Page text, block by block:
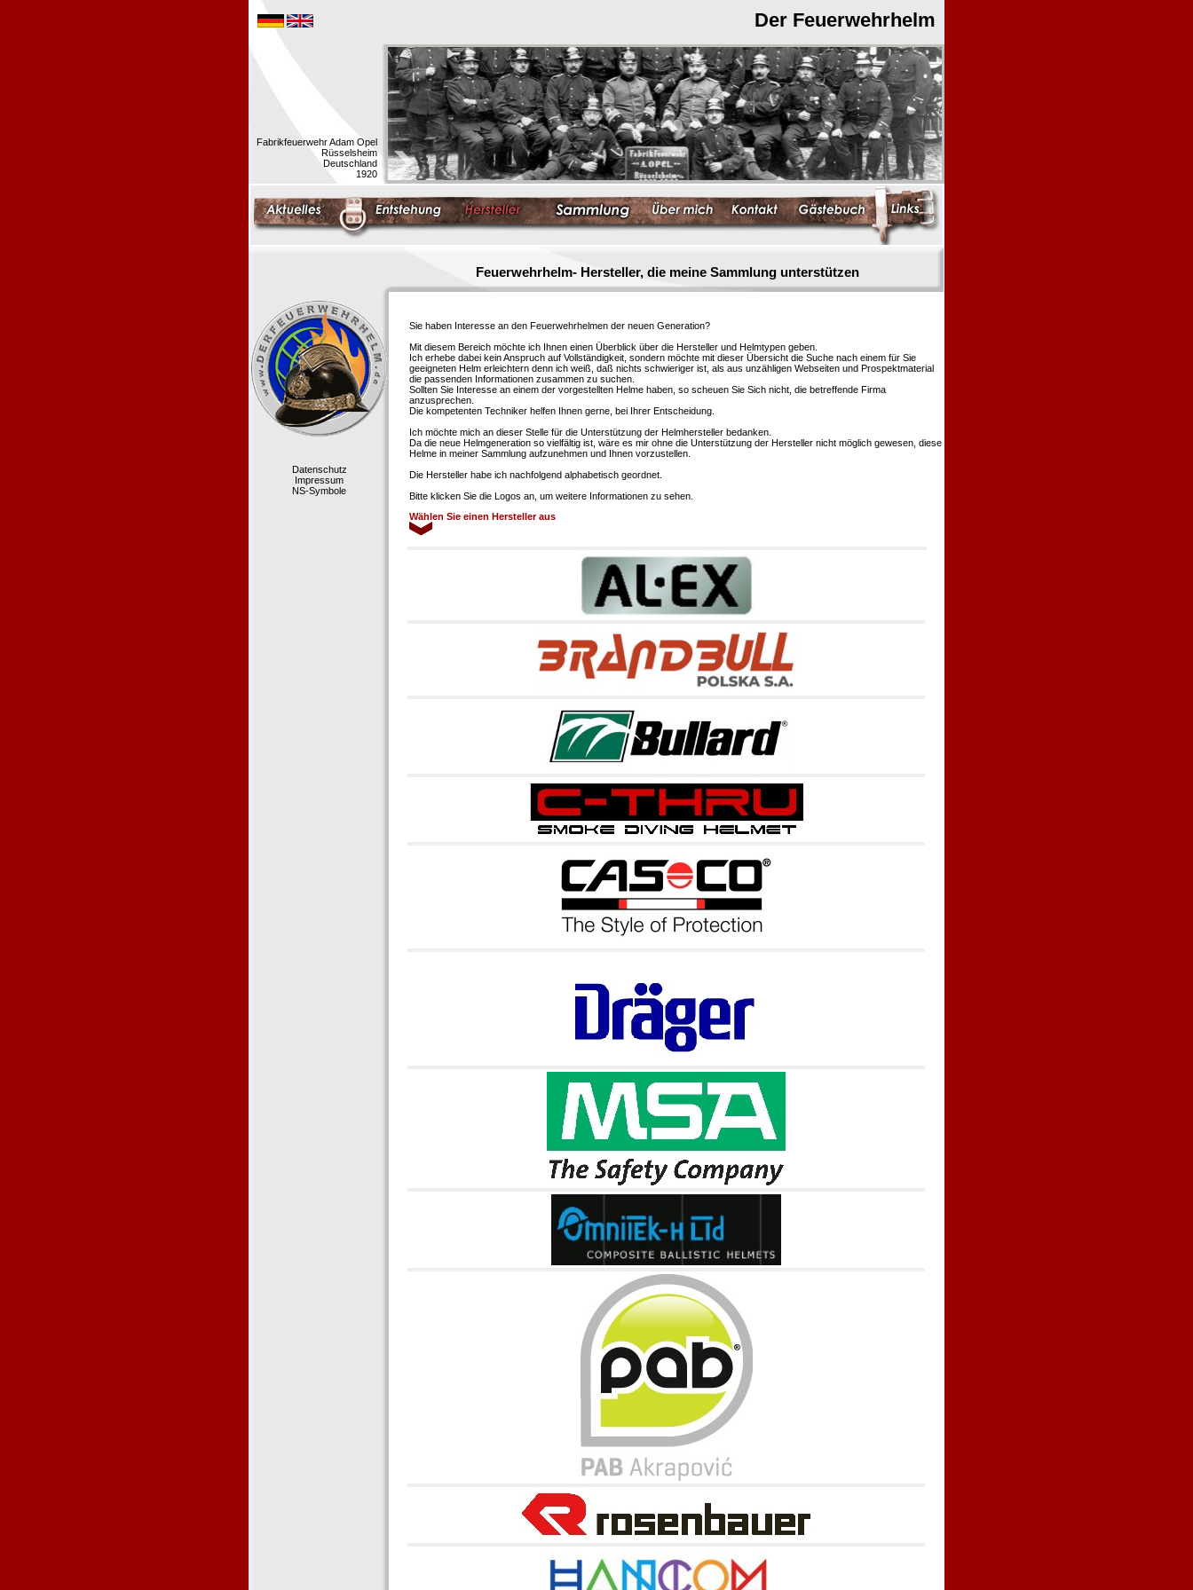
Der Feuerwehrhelm
Fabrikfeuerwehr Adam Opel
Rüsselsheim
Deutschland
1920
Feuerwehrhelm- Hersteller, die meine Sammlung unterstützen
Datenschutz
Impressum
NS-Symbole
Sie haben Interesse an den Feuerwehrhelmen der neuen Generation?
Mit diesem Bereich möchte ich Ihnen einen Überblick über die Hersteller und Helmtypen geben.
Ich erhebe dabei kein Anspruch auf Vollständigkeit, sondern möchte mit dieser Übersicht die Suche nach einem für Sie
geeigneten Helm erleichtern denn ich weiß, daß nichts schwieriger ist, als aus unzähligen Webseiten und Prospektmaterial
die passenden Informationen zusammen zu suchen.
Sollten Sie Interesse an einem der vorgestellten Helme haben, so scheuen Sie Sich nicht, die betreffende Firma
anzusprechen.
Die kompetenten Techniker helfen Ihnen gerne, bei Ihrer Entscheidung.
Ich möchte mich an dieser Stelle für die Unterstützung der Helmhersteller bedanken.
Da die neue Helmgeneration so vielfältig ist, wäre es mir ohne die Unterstützung der Hersteller nicht möglich gewesen, diese
Helme in meiner Sammlung aufzunehmen und Ihnen vorzustellen.
Die Hersteller habe ich nachfolgend alphabetisch geordnet.
Bitte klicken Sie die Logos an, um weitere Informationen zu sehen.
Wählen Sie einen Hersteller aus